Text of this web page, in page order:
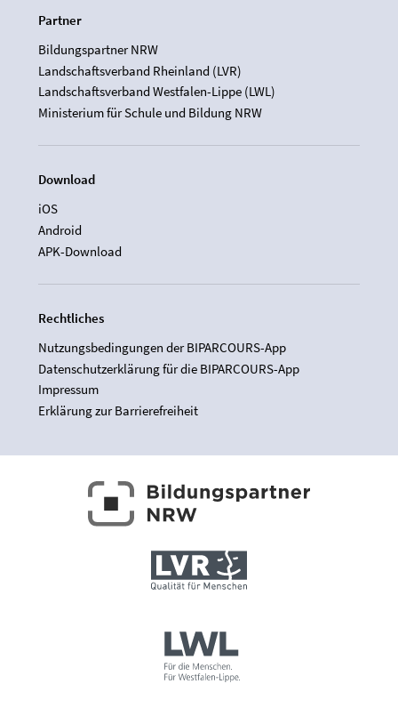
Partner
Bildungspartner NRW
Landschaftsverband Rheinland (LVR)
Landschaftsverband Westfalen-Lippe (LWL)
Ministerium für Schule und Bildung NRW
Download
iOS
Android
APK-Download
Rechtliches
Nutzungsbedingungen der BIPARCOURS-App
Datenschutzerklärung für die BIPARCOURS-App
Impressum
Erklärung zur Barrierefreiheit